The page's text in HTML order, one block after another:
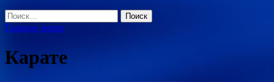
Найти:
Главное меню
Карате